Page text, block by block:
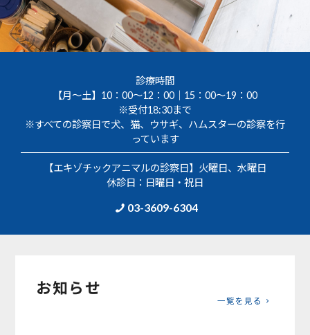
診療時間
【月～土】10：00～12：00｜15：00～19：00
※受付18:30まで
※すべての診察日で犬、猫、ウサギ、ハムスターの診察を行
っています
【エキゾチックアニマルの診察日】火曜日、水曜日
休診日：日曜日・祝日
03-3609-6304
お知らせ
一覧を見る